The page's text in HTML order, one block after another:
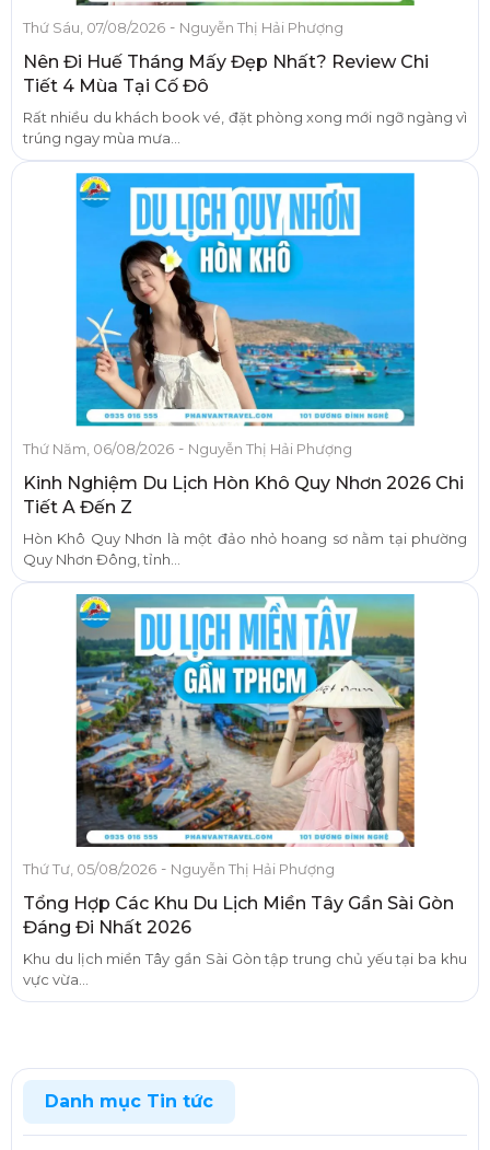
Thứ Sáu, 07/08/2026 - Nguyễn Thị Hải Phượng
Nên Đi Huế Tháng Mấy Đẹp Nhất? Review Chi
Tiết 4 Mùa Tại Cố Đô
Rất nhiều du khách book vé, đặt phòng xong mới ngỡ ngàng vì
trúng ngay mùa mưa...
Thứ Năm, 06/08/2026 - Nguyễn Thị Hải Phượng
Kinh Nghiệm Du Lịch Hòn Khô Quy Nhơn 2026 Chi
Tiết A Đến Z
Hòn Khô Quy Nhơn là một đảo nhỏ hoang sơ nằm tại phường
Quy Nhơn Đông, tỉnh...
Thứ Tư, 05/08/2026 - Nguyễn Thị Hải Phượng
Tổng Hợp Các Khu Du Lịch Miền Tây Gần Sài Gòn
Đáng Đi Nhất 2026
Khu du lịch miền Tây gần Sài Gòn tập trung chủ yếu tại ba khu
vực vừa...
Danh mục Tin tức